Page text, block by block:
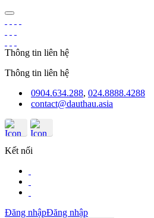
Thông tin liên hệ
Thông tin liên hệ
0904.634.288, 024.8888.4288
contact@dauthau.asia
Kết nối
Đăng nhậpĐăng nhập